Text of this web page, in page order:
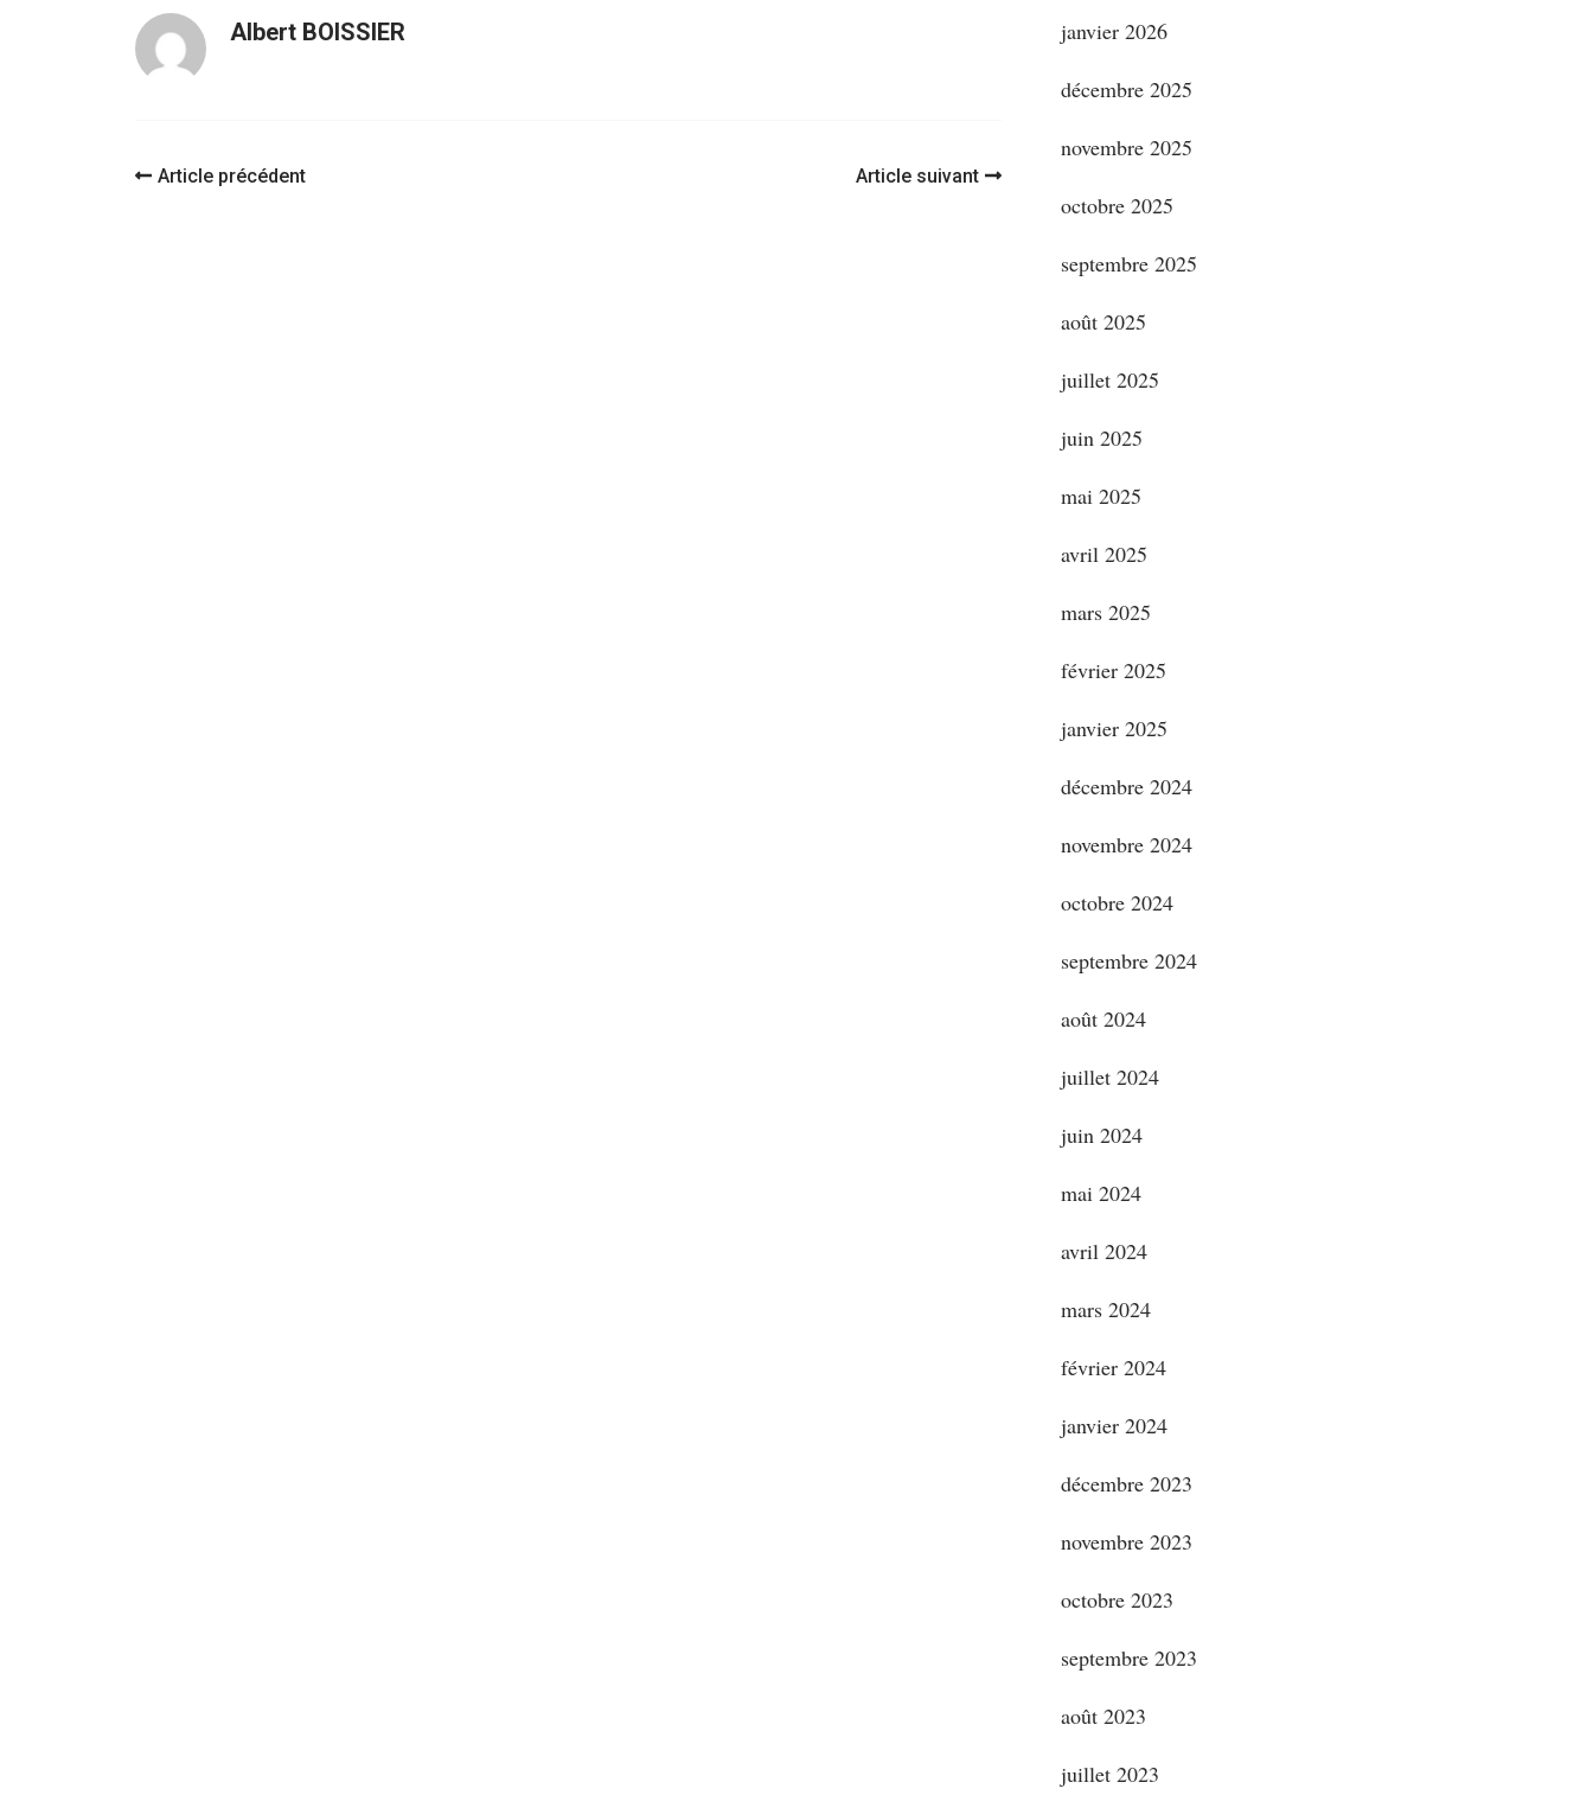
Albert BOISSIER
Navigation
Article précédent Article suivant
janvier 2026
décembre 2025
novembre 2025
octobre 2025
septembre 2025
août 2025
juillet 2025
juin 2025
mai 2025
avril 2025
mars 2025
février 2025
janvier 2025
décembre 2024
novembre 2024
octobre 2024
septembre 2024
août 2024
juillet 2024
juin 2024
mai 2024
avril 2024
mars 2024
février 2024
janvier 2024
décembre 2023
novembre 2023
octobre 2023
septembre 2023
août 2023
juillet 2023